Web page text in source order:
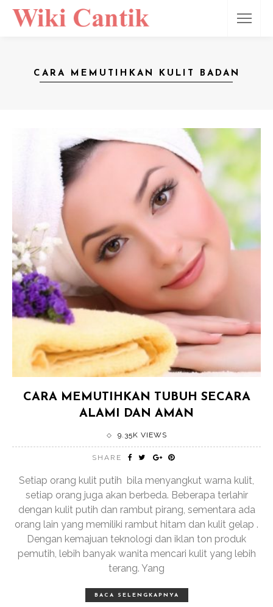
CARA MEMUTIHKAN KULIT BADAN
CARA MEMUTIHKAN TUBUH SECARA
ALAMI DAN AMAN
9.35K VIEWS
SHARE
Setiap orang kulit putih bila menyangkut warna kulit,
setiap orang juga akan berbeda. Beberapa terlahir
dengan kulit putih dan rambut pirang, sementara ada
orang lain yang memiliki rambut hitam dan kulit gelap .
Dengan kemajuan teknologi dan iklan ton produk
pemutih, lebih banyak wanita mencari kulit yang lebih
terang. Yang
BACA SELENGKAPNYA